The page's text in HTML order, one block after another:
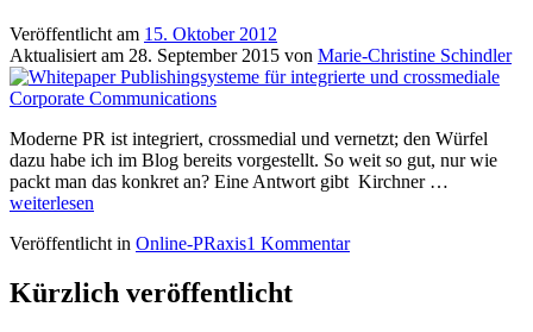
Veröffentlicht am 15. Oktober 2012
Aktualisiert am 28. September 2015 von Marie-Christine Schindler
Moderne PR ist integriert, crossmedial und vernetzt; den Würfel
dazu habe ich im Blog bereits vorgestellt. So weit so gut, nur wie
packt man das konkret an? Eine Antwort gibt Kirchner …
weiterlesen
Veröffentlicht in Online-PRaxis1 Kommentar
Kürzlich veröffentlicht